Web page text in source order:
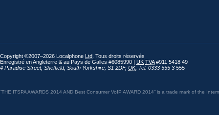
Copyright ©2007–2026 Localphone Ltd . Tous droits réservés
Enregistré en Angleterre & au Pays de Galles #6085990 | UK TVA#911 5418 49
4 Paradise Street, Sheffield, South Yorkshire S1 2DF, UK, Tel: 0333 555 3 555
“THE ITSPA AWARDS 2014 AND Best Consumer VoIP AWARD 2014” is a trade mark of the